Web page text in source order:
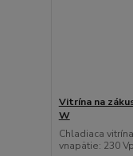
Vitrína na
W
Chladiaca
vnapätie: 230